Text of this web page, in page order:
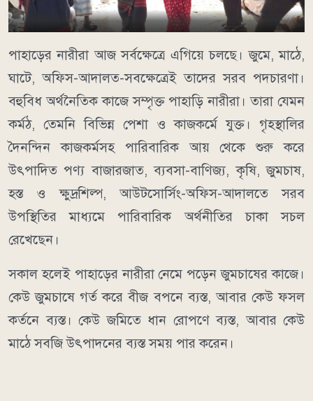
পাহাড়ের নারীরা আজ সর্বক্ষেত্রে এগিয়ে চলছে। জুমে, মাঠে,
ঘাটে, অফিস-আদালত-সবক্ষেত্রেই তাদের সরব পদচারণা।
বহুবিধ অর্থনৈতিক কাজে সম্পৃক্ত পাহাড়ি নারীরা। তারা যেমন
কর্মঠ, তেমনি বিভিন্ন পেশা ও কাজকর্মে যুক্ত। গৃহস্থালির
দৈনন্দিন কাজকর্মসহ পারিবারিক আয় থেকে শুরু করে
উৎপাদিত পণ্য বাজারজাত, ব্যবসা-বাণিজ্য, কৃষি, জুমচাষ,
হস্ত ও ক্ষুদ্রশিল্প, আউটসোর্সিং-অফিস-আদালতে সরব
উপস্থিতির মাধ্যমে পারিবারিক অর্থনীতির চাকা সচল
রেখেছেন।
সকাল হলেই পাহাড়ের নারীরা নেমে পড়েন জুমচাষের কাজে।
কেউ জুমচাষে গর্ত করে বীজ বপনে ব্যস্ত, আবার কেউ ফসল
কর্তনে ব্যস্ত। কেউ জমিতে ধান রোপণে ব্যস্ত, আবার কেউ
মাঠে সবজি উৎপাদনের ব্যস্ত সময় পার করেন।